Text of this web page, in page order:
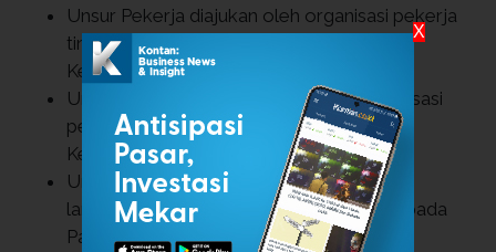
Unsur Pekerja diajukan oleh organisasi pekerja
tingkat nasional melalui Kementerian
Ketenagakerjaan.
Unsur Pemberi Kerja diajukan oleh organisasi
pemberi kerja tingkat nasional melalui
Kementerian Ketenagakerjaan.
Unsur Tokoh Masyarakat dapat diajukan
langsung oleh organisasi atau individu kepada
Panitia Seleksi.
X